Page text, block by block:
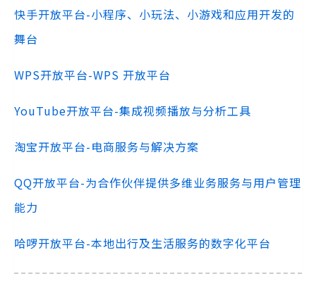
快手开放平台-小程序、小玩法、小游戏和应用开发的
舞台
WPS开放平台-WPS 开放平台
YouTube开放平台-集成视频播放与分析工具
淘宝开放平台-电商服务与解决方案
QQ开放平台-为合作伙伴提供多维业务服务与用户管理
能力
哈啰开放平台-本地出行及生活服务的数字化平台